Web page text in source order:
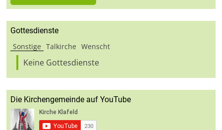
Gottesdienste
Sonstige
Talkirche Wenscht
Keine Gottesdienste
Die Kirchengemeinde auf YouTube